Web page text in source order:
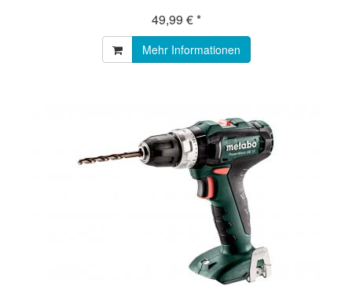
49,99 € *
Mehr Informationen